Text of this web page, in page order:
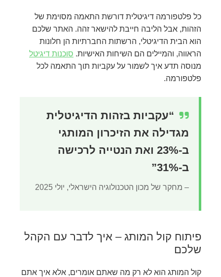
כל פלטפורמה דיגיטלית דורשת התאמה מסוימת של
הזהות, אבל הליבה חייבת להישאר זהה. האתר שלכם
הוא הבית הדיגיטלי, הרשתות החברתיות הן חלונות
הראווה, והמיילים הם השיחות האישיות. סוכנות דיגיטל
מנוסה תדע איך לשמור על עקביות תוך התאמה לכל
פלטפורמה.
“עקביות בזהות הדיגיטלית
מגדילה את הזיכרון המותגי
ב-23% ואת הנטייה לרכישה
ב-31%”
– מחקר של מכון הטכנולוגיה הישראלי, יולי 2025
פיתוח קול המותג – איך לדבר עם הקהל
שלכם
קול המותג הוא לא רק מה שאתם אומרים, אלא איך אתם